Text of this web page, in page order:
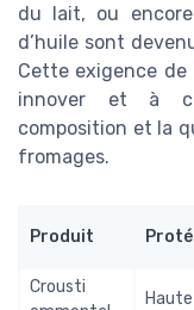
du lait, ou
d’huile sont
Cette exigence de
innover et à
composition et la
fromages.
Produit
Crousti
Haute